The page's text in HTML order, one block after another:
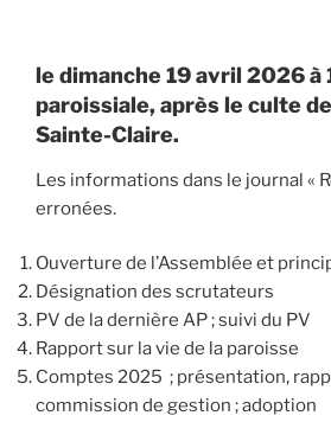
le dimanche 19 avril 2026 à
paroissiale, après le culte de
Sainte-Claire.
Les informations dans le journal «
erronées.
Ouverture de l’Assemblée et
Désignation des scrutateurs
PV de la dernière AP ; suivi du PV
Rapport sur la vie de la paroisse
Comptes 2025 ; présentation,
commission de gestion ; adoption